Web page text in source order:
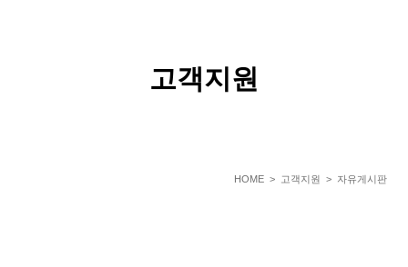
고객지원
HOME > 고객지원 > 자유게시판